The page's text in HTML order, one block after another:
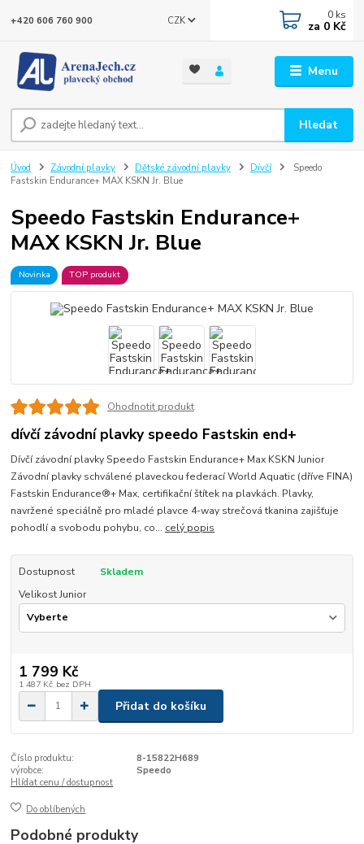
Menu
CZK
Hledat
+420 606 760 900 0 ks
za 0 Kč
Úvod Závodní plavky Dětské závodní plavky Dívčí
Speedo
Fastskin Endurance+ MAX KSKN Jr. Blue
Speedo Fastskin Endurance+
MAX KSKN Jr. Blue
Novinka TOP produkt
Ohodnotit produkt
dívčí závodní plavky speedo Fastskin end+
Dívčí závodní plavky Speedo Fastskin Endurance+ Max KSKN Junior
Závodní plavky schválené plaveckou federací World Aquatic (dříve FINA)
Fastskin Endurance®+ Max, certifikační štítek na plavkách. Plavky,
navržené speciálně pro mladé plavce 4-way strečová tkanina zajišťuje
pohodlí a svobodu pohybu, co... celý popis
Dostupnost
Skladem
Velikost Junior
1 799 Kč
1 487 Kč bez DPH
Přidat do košíku
Číslo produktu:
8-15822H689
výrobce:
Speedo
Hlídat cenu / dostupnost
Do oblíbených
Podobné produkty